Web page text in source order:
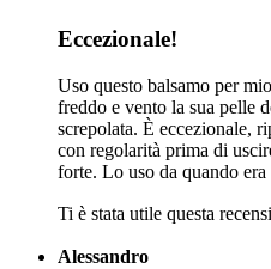
Eccezionale!
Uso questo balsamo per
freddo e vento la sua pelle
screpolata. È eccezionale,
con regolarità prima di
forte. Lo uso da quando
Ti è stata utile questa
Alessandro